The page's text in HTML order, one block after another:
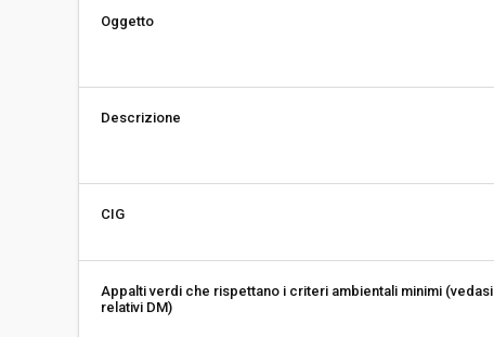
Oggetto
Descrizione
CIG
Appalti verdi che rispettano i criteri ambientali minimi (vedasi
relativi DM)